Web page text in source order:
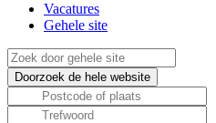
Vacatures
Gehele site